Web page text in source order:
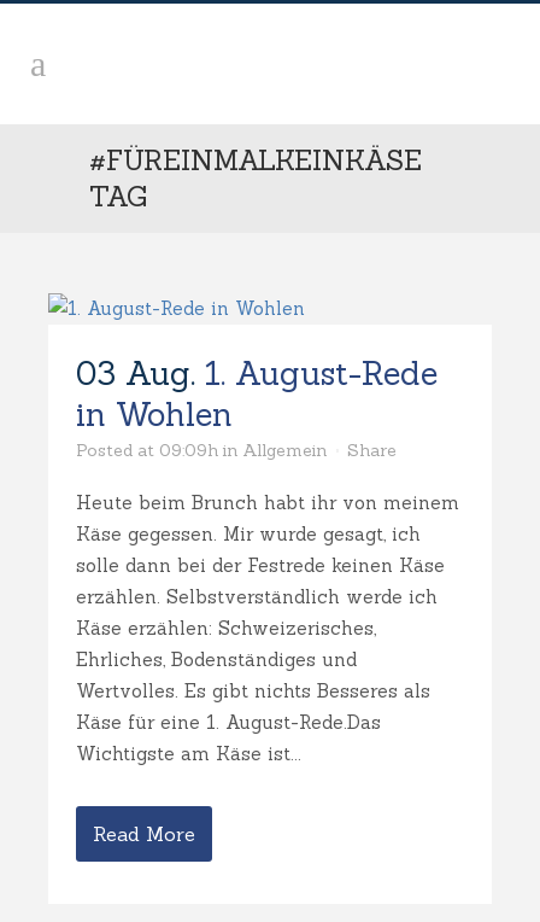
#FÜREINMALKEINKÄSE
TAG
03 Aug. 1. August-Rede
in Wohlen
Posted at 09:09h in Allgemein Share
Heute beim Brunch habt ihr von meinem
Käse gegessen. Mir wurde gesagt, ich
solle dann bei der Festrede keinen Käse
erzählen. Selbstverständlich werde ich
Käse erzählen: Schweizerisches,
Ehrliches, Bodenständiges und
Wertvolles. Es gibt nichts Besseres als
Käse für eine 1. August-Rede.Das
Wichtigste am Käse ist...
Read More